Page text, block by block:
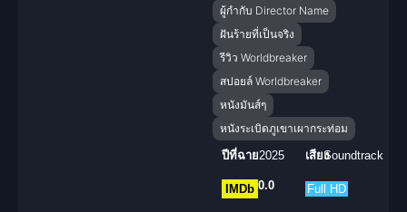
ผู้กำกับ Director Name
ฝันร้ายที่เป็นจริง
รีวิว Worldbreaker
สปอยล์ Worldbreaker
หนังมันส์ๆ
หนังระเบิดภูเขาเผากระท่อม
ปีที่ฉาย2025 เสียงSoundtrack
IMDb 0.0 Full HD